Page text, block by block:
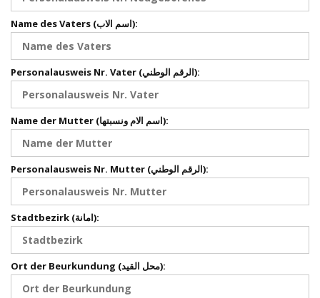
Name des Vaters (اسم الاب):
Personalausweis Nr. Vater (الرقم الوطني):
Name der Mutter (اسم الام ونسبتها):
Personalausweis Nr. Mutter (الرقم الوطني):
Stadtbezirk (امانة):
Ort der Beurkundung (محل القيد):